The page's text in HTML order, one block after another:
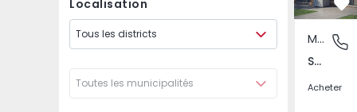
Localisation
Tous les districts
Toutes les municipalités
São
Maison Jumelée
São João das Lampas e Terrugem, Lisboa
Acheter